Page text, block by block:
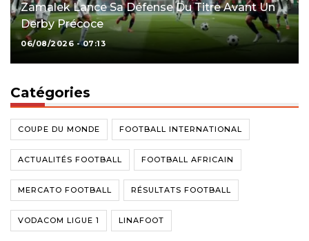
Zamalek Lance Sa Défense Du Titre Avant Un
Derby Précoce
06/08/2026 - 07:13
Catégories
COUPE DU MONDE FOOTBALL INTERNATIONAL
ACTUALITÉS FOOTBALL FOOTBALL AFRICAIN
MERCATO FOOTBALL RÉSULTATS FOOTBALL
VODACOM LIGUE 1 LINAFOOT